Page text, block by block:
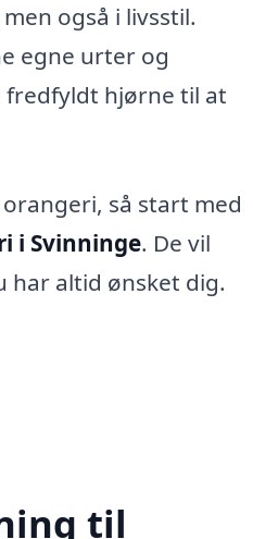
også i livsstil.
egne urter og
fredfyldt hjørne til at
så start med
i Svinninge. De vil
har altid ønsket dig.
til